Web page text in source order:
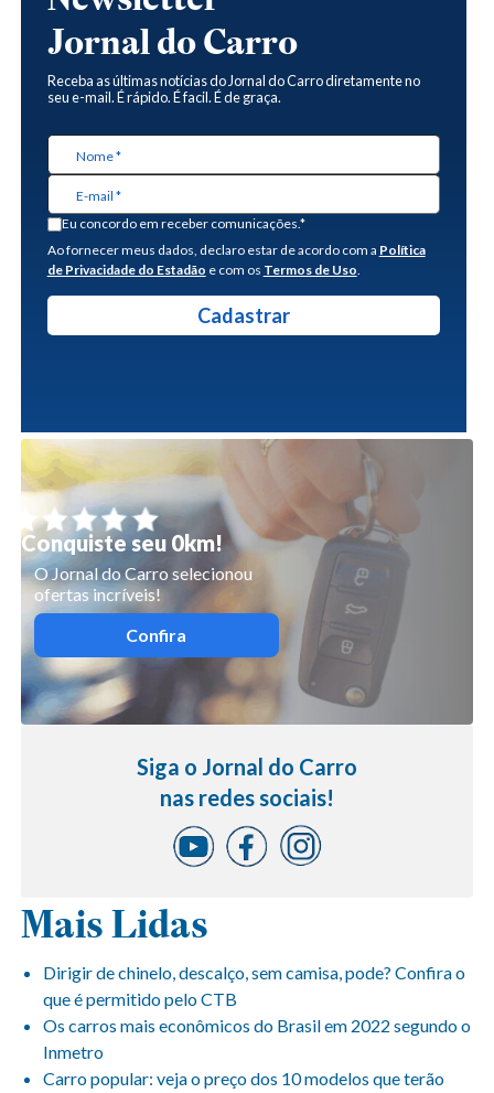
Jornal do Carro
Receba as últimas notícias do Jornal do Carro diretamente no
seu e-mail. É rápido. É facil. É de graça.
Eu concordo em receber comunicações.*
Ao fornecer meus dados, declaro estar de acordo com a Política
de Privacidade do Estadão e com os Termos de Uso.
Conquiste seu 0km!
O Jornal do Carro selecionou
ofertas incríveis!
Confira
Siga o Jornal do Carro
nas redes sociais!
Mais Lidas
Dirigir de chinelo, descalço, sem camisa, pode? Confira o
que é permitido pelo CTB
Os carros mais econômicos do Brasil em 2022 segundo o
Inmetro
Carro popular: veja o preço dos 10 modelos que terão